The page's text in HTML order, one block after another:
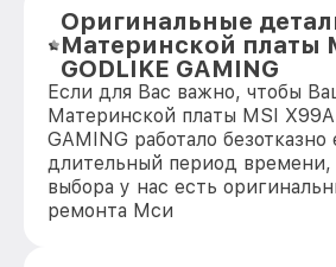
Оригинальные
Материнской платы
GODLIKE GAMING
Если для Вас важно, чтобы
Материнской платы MSI X99A
GAMING работало безотказно
длительный период
выбора у нас есть
ремонта Мси